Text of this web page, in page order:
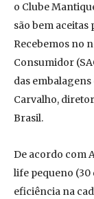
o Clube
são bem
Recebemos no
Consumidor
das
Carvalho,
Brasil.
De acordo com
life pequeno (30
eficiência na